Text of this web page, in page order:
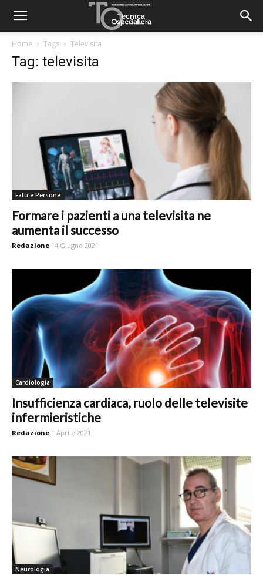
Home Tags Televisita
Tag: televisita
Fatti e Persone
Formare i pazienti a una televisita ne
aumenta il successo
Redazione 14 Giugno 2021
Cardiologia
Insufficienza cardiaca, ruolo delle televisite
infermieristiche
Redazione 1 Aprile 2021
Neurologia